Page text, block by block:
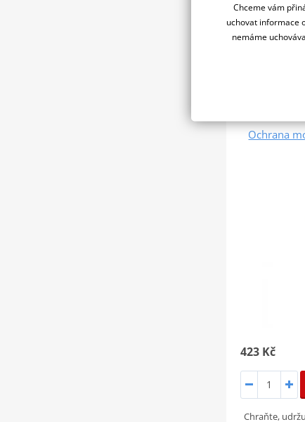
Ochrana
423 Kč
Chraňte,
Chceme vám
uchovat informace
nemáme